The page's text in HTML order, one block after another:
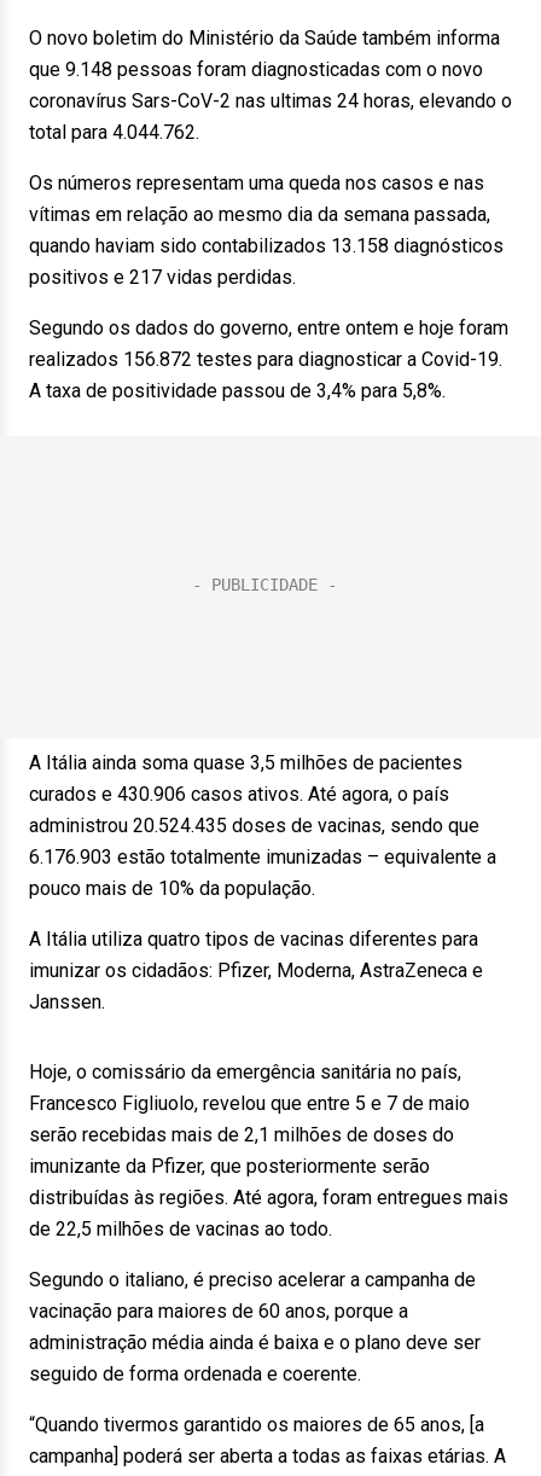
O novo boletim do Ministério da Saúde também informa
que 9.148 pessoas foram diagnosticadas com o novo
coronavírus Sars-CoV-2 nas ultimas 24 horas, elevando o
total para 4.044.762.
Os números representam uma queda nos casos e nas
vítimas em relação ao mesmo dia da semana passada,
quando haviam sido contabilizados 13.158 diagnósticos
positivos e 217 vidas perdidas.
Segundo os dados do governo, entre ontem e hoje foram
realizados 156.872 testes para diagnosticar a Covid-19.
A taxa de positividade passou de 3,4% para 5,8%.
A Itália ainda soma quase 3,5 milhões de pacientes
curados e 430.906 casos ativos. Até agora, o país
administrou 20.524.435 doses de vacinas, sendo que
6.176.903 estão totalmente imunizadas – equivalente a
pouco mais de 10% da população.
A Itália utiliza quatro tipos de vacinas diferentes para
imunizar os cidadãos: Pfizer, Moderna, AstraZeneca e
Janssen.
Hoje, o comissário da emergência sanitária no país,
Francesco Figliuolo, revelou que entre 5 e 7 de maio
serão recebidas mais de 2,1 milhões de doses do
imunizante da Pfizer, que posteriormente serão
distribuídas às regiões. Até agora, foram entregues mais
de 22,5 milhões de vacinas ao todo.
Segundo o italiano, é preciso acelerar a campanha de
vacinação para maiores de 60 anos, porque a
administração média ainda é baixa e o plano deve ser
seguido de forma ordenada e coerente.
“Quando tivermos garantido os maiores de 65 anos, [a
campanha] poderá ser aberta a todas as faixas etárias. A